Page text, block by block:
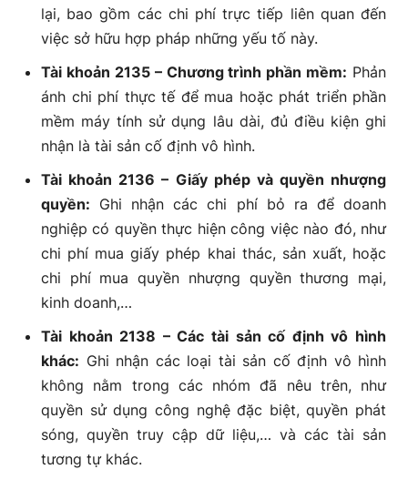
lại, bao gồm các chi phí trực tiếp liên quan đến
việc sở hữu hợp pháp những yếu tố này.
Tài khoản 2135 – Chương trình phần mềm: Phản
ánh chi phí thực tế để mua hoặc phát triển phần
mềm máy tính sử dụng lâu dài, đủ điều kiện ghi
nhận là tài sản cố định vô hình.
Tài khoản 2136 – Giấy phép và quyền nhượng
quyền: Ghi nhận các chi phí bỏ ra để doanh
nghiệp có quyền thực hiện công việc nào đó, như
chi phí mua giấy phép khai thác, sản xuất, hoặc
chi phí mua quyền nhượng quyền thương mại,
kinh doanh,…
Tài khoản 2138 – Các tài sản cố định vô hình
khác: Ghi nhận các loại tài sản cố định vô hình
không nằm trong các nhóm đã nêu trên, như
quyền sử dụng công nghệ đặc biệt, quyền phát
sóng, quyền truy cập dữ liệu,… và các tài sản
tương tự khác.